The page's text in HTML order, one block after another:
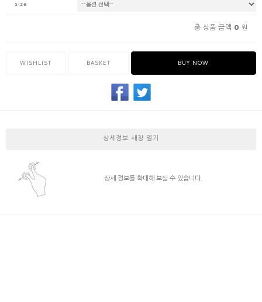
size
총 상품 금액 0 원
WISHLIST BASKET BUY NOW
상세정보 새창 열기
상세 정보를 확대해 보실 수 있습니다.